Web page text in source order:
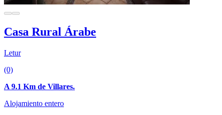
Casa Rural Árabe
Letur
(0)
A 9.1 Km de Villares.
Alojamiento entero